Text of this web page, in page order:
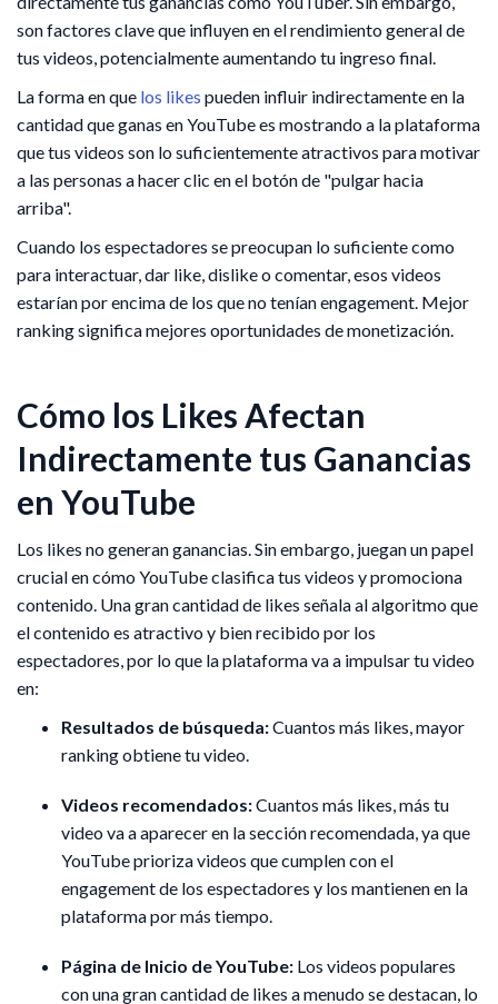
son factores clave que influyen en el rendimiento general de
tus videos, potencialmente aumentando tu ingreso final.
La forma en que los likes pueden influir indirectamente en la
cantidad que ganas en YouTube es mostrando a la plataforma
que tus videos son lo suficientemente atractivos para motivar
a las personas a hacer clic en el botón de "pulgar hacia
arriba".
Cuando los espectadores se preocupan lo suficiente como
para interactuar, dar like, dislike o comentar, esos videos
estarían por encima de los que no tenían engagement. Mejor
ranking significa mejores oportunidades de monetización.
Cómo los Likes Afectan
Indirectamente tus Ganancias
en YouTube
Los likes no generan ganancias. Sin embargo, juegan un papel
crucial en cómo YouTube clasifica tus videos y promociona
contenido. Una gran cantidad de likes señala al algoritmo que
el contenido es atractivo y bien recibido por los
espectadores, por lo que la plataforma va a impulsar tu video
en:
Resultados de búsqueda:Cuantos más likes, mayor
ranking obtiene tu video.
Videos recomendados:Cuantos más likes, más tu
video va a aparecer en la sección recomendada, ya que
YouTube prioriza videos que cumplen con el
engagement de los espectadores y los mantienen en la
plataforma por más tiempo.
Página de Inicio de YouTube: Los videos populares
con una gran cantidad de likes a menudo se destacan, lo